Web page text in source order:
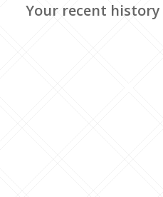
Your recent history